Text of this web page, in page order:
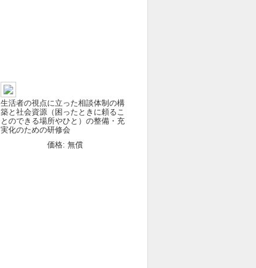
生活者の視点に立った相談体制の構
築と社会資源（困ったときに頼るこ
とのできる場所やひと）の整備・充
実化のための研修会
価格: 無償